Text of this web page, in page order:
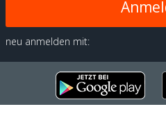
neu anmelden mit: